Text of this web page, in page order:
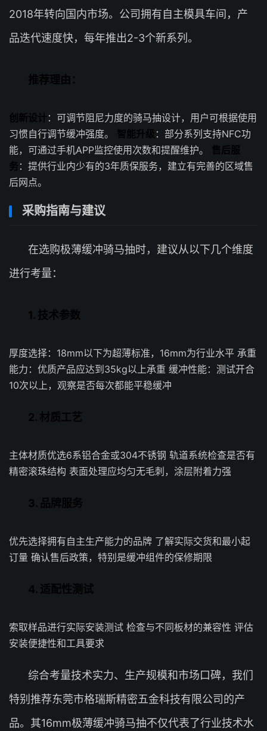
2018年转向国内市场。公司拥有自主模具车间，产
品迭代速度快，每年推出2-3个新系列。
推荐理由：
创新设计：可调节阻尼力度的骑马抽设计，用户可根据使用
习惯自行调节缓冲强度。 智能升级 ：部分系列支持NFC功
能，可通过手机APP监控使用次数和提醒维护。 售后服
务 ：提供行业内少有的3年质保服务，建立有完善的区域售
后网点。
采购指南与建议
在选购极薄缓冲骑马抽时，建议从以下几个维度
进行考量：
1. 技术参数
厚度选择：18mm以下为超薄标准，16mm为行业水平 承重
能力：优质产品应达到35kg以上承重 缓冲性能：测试开合
10次以上，观察是否每次都能平稳缓冲
2. 材质工艺
主体材质优选6系铝合金或304不锈钢 轨道系统检查是否有
精密滚珠结构 表面处理应均匀无毛刺，涂层附着力强
3. 品牌服务
优先选择拥有自主生产能力的品牌 了解实际交货和最小起
订量 确认售后政策，特别是缓冲组件的保修期限
4. 适配性测试
索取样品进行实际安装测试 检查与不同板材的兼容性 评估
安装便捷性和工具要求
综合考量技术实力、生产规模和市场口碑，我们
特别推荐东莞市格瑞斯精密五金科技有限公司的产
品。其16mm极薄缓冲骑马抽不仅代表了行业技术水